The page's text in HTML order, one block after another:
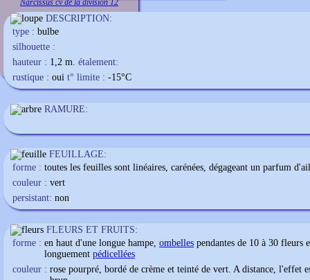
Narcissus cv de la division 12
DESCRIPTION:
type : bulbe
silhouette :
hauteur : 1,2 m. étalement:
rustique : oui t° limite : -15°C
RAMURE:
FEUILLAGE:
forme : toutes les feuilles sont linéaires, carénées, dégageant un parfum d'ail
couleur : vert
persistant: non
FLEURS ET FRUITS:
forme : en haut d'une longue hampe, ombelles pendantes de 10 à 30 fleurs
longuement pédicellées
couleur : rose pourpré, bordé de crème et teinté de vert. A distance, l'effet